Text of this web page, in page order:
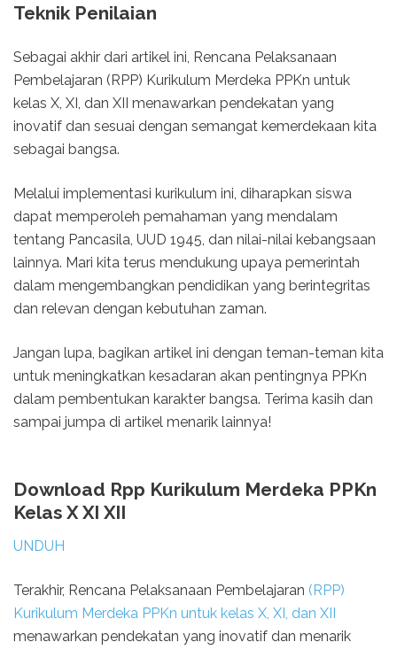
Teknik Penilaian
Sebagai akhir dari artikel ini, Rencana Pelaksanaan
Pembelajaran (RPP) Kurikulum Merdeka PPKn untuk
kelas X, XI, dan XII menawarkan pendekatan yang
inovatif dan sesuai dengan semangat kemerdekaan kita
sebagai bangsa.
Melalui implementasi kurikulum ini, diharapkan siswa
dapat memperoleh pemahaman yang mendalam
tentang Pancasila, UUD 1945, dan nilai-nilai kebangsaan
lainnya. Mari kita terus mendukung upaya pemerintah
dalam mengembangkan pendidikan yang berintegritas
dan relevan dengan kebutuhan zaman.
Jangan lupa, bagikan artikel ini dengan teman-teman kita
untuk meningkatkan kesadaran akan pentingnya PPKn
dalam pembentukan karakter bangsa. Terima kasih dan
sampai jumpa di artikel menarik lainnya!
Download Rpp Kurikulum Merdeka PPKn
Kelas X XI XII
UNDUH
Terakhir, Rencana Pelaksanaan Pembelajaran (RPP)
Kurikulum Merdeka PPKn untuk kelas X, XI, dan XII
menawarkan pendekatan yang inovatif dan menarik